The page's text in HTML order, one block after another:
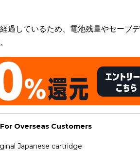
しているため、電池残量やセーブ
For Overseas Customers
Japanese cartridge